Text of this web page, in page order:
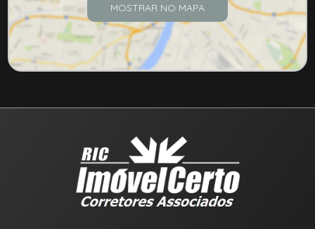
MOSTRAR NO MAPA